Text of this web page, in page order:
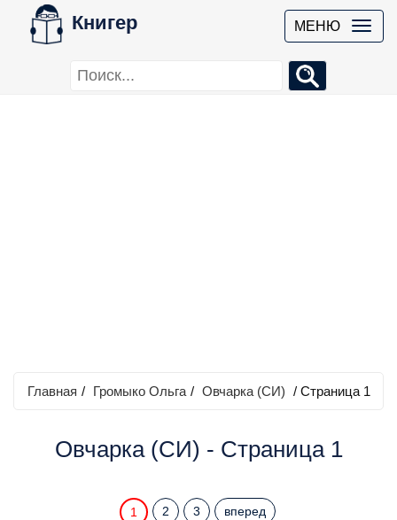
Книгер МЕНЮ
Главная / Громыко Ольга / Овчарка (СИ) / Страница 1
Овчарка (СИ) - Страница 1
1 2 3 вперед